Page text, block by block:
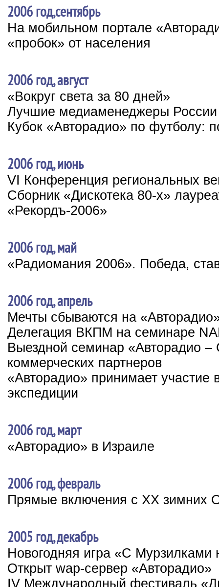
2006 год,сентябрь
На мобильном портале
«пробок» от населения
2006 год, август
«Вокруг света за 80 дней»
Лучшие медиаменеджеры
Кубок «Авторадио» по футболу:
2006 год, июнь
VI Конференция региональных
Сборник «Дискотека 80-х»
«Рекордъ-2006»
2006 год, май
«Радиомания 2006». Победа,
2006 год, апрель
Мечты сбываются на
Делегация ВКПМ на семинаре
Выездной семинар «Авторадио –
коммерческих партнеров
«Авторадио» принимает участие
экспедиции
2006 год, март
«Авторадио» в Израиле
2006 год, февраль
Прямые включения с XX зимних
2005 год, декабрь
Новогодняя игра «С Мурзилками
Открыт wap-сервер «Авторадио»
IV Международный фестиваль